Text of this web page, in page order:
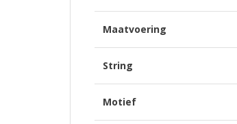
Maatvoering
String
Motief